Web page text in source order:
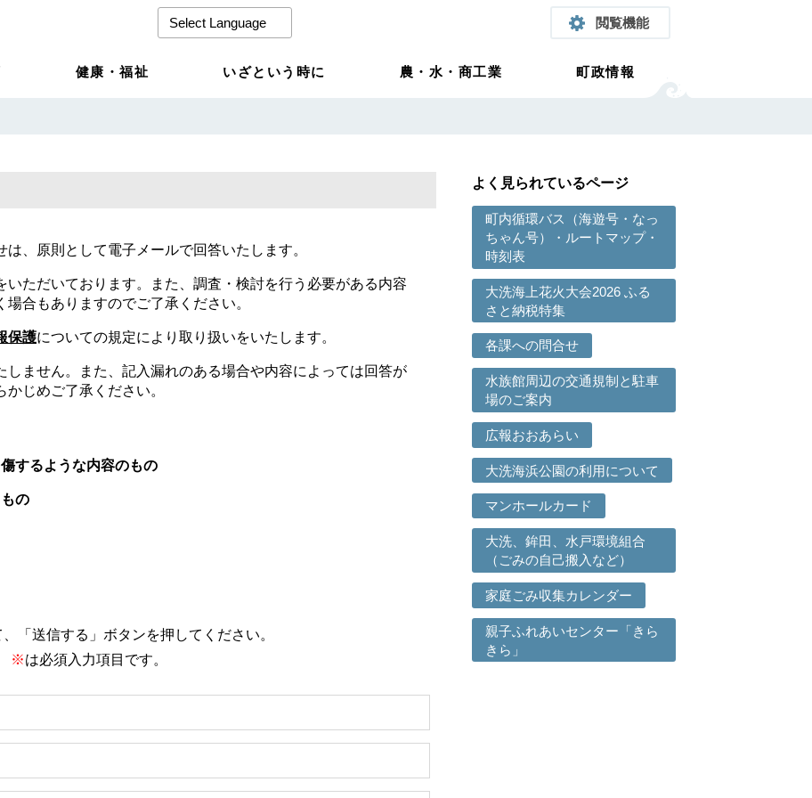
閲覧機能
健康・福祉 いざという時に 農・水・商工業 町政情報
、原則として電子メールで回答いたします。
いただいております。また、調査・検討を行う必要がある内容
合もありますのでご了承ください。
保護についての規定により取り扱いをいたします。
しません。また、記入漏れのある場合や内容によっては回答が
じめご了承ください。
するような内容のもの
の
「送信する」ボタンを押してください。
※は必須入力項目です。
よく見られているページ
町内循環バス（海遊号・なっ
ちゃん号）・ルートマップ・
時刻表
大洗海上花火大会2026 ふる
さと納税特集
各課への問合せ
水族館周辺の交通規制と駐車
場のご案内
広報おおあらい
大洗海浜公園の利用について
マンホールカード
大洗、鉾田、水戸環境組合
（ごみの自己搬入など）
家庭ごみ収集カレンダー
親子ふれあいセンター「きら
きら」